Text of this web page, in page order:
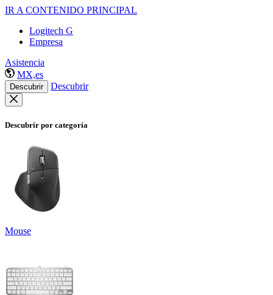
IR A CONTENIDO PRINCIPAL
Logitech G
Empresa
Asistencia
MX,es
Descubrir Descubrir
Descubrir por categoría
Mouse